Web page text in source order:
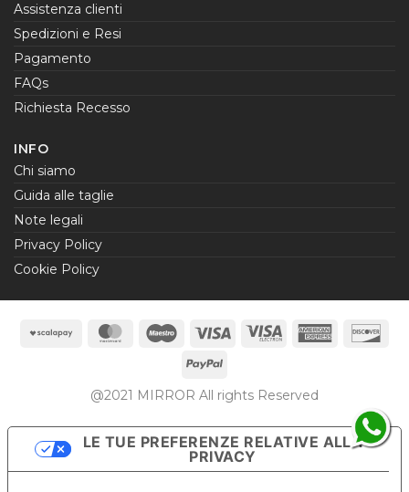
Assistenza clienti
Spedizioni e Resi
Pagamento
FAQs
Richiesta Recesso
INFO
Chi siamo
Guida alle taglie
Note legali
Privacy Policy
Cookie Policy
Scalapay MasterCardMaestroVisa
Visa
American
PayPal
@2021 MIRROR All rights Reserved
LE TUE PREFERENZE RELATIVE ALLA
PRIVACY